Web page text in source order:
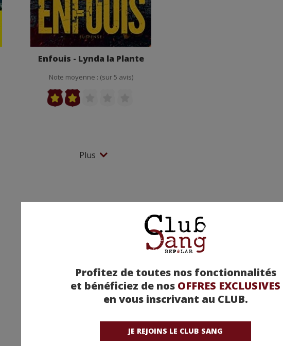
Profitez de toutes nos fonctionnalités
et bénéficiez de nos OFFRES EXCLUSIVES
en vous inscrivant au CLUB.
JE REJOINS LE CLUB SANG
Enfouis - Lynda la Plante
Note moyenne : (sur 5 avis)
Plus